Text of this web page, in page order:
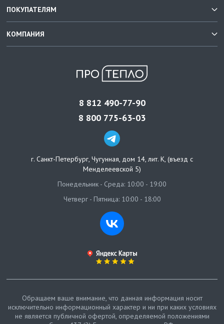
ПОКУПАТЕЛЯМ
КОМПАНИЯ
8 812 490-77-90
8 800 775-63-03
г. Санкт-Петербург, Чугунная, дом 14, лит. К, (въезд с
Менделеевской 5)
Понедельник - Среда: 10:00 - 19:00
Четверг - Пятница: 10:00 - 18:00
Обращаем ваше внимание, что данная информация носит
исключительно информационный характер и ни при каких условиях
не является публичной офертой, определяемой положениями